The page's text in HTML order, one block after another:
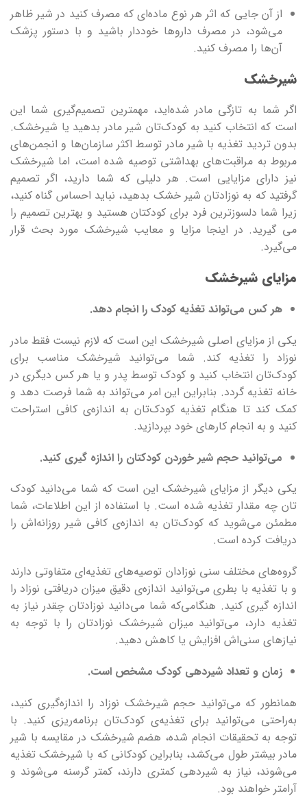
از آن‌ جایی که اثر هر نوع ماده‌ای که مصرف کنید در شیر ظاهر
می‌شود، در مصرف داروها خوددار باشید و با دستور پزشک
آن‌ها را مصرف کنید.
شیرخشک
اگر شما به تازگی مادر شده‌اید، مهمترین تصمیم‌گیری شما این
است که انتخاب کنید به کودک‌تان شیر مادر بدهید یا شیرخشک.
بدون تردید تغذیه با شیر مادر توسط اکثر سازمان‌ها و انجمن‌های
مربوط به مراقبت‌های بهداشتی توصیه شده است، اما شیرخشک
نیز دارای مزایایی است. هر دلیلی که شما دارید، اگر تصمیم
گرفتید که به نوزادتان شیر خشک بدهید، نباید احساس گناه کنید،
زیرا شما دلسوزترین فرد برای کودکتان هستید و بهترین تصمیم را
می گیرید. در اینجا مزایا و معایب شیرخشک مورد بحث قرار
می‌گیرد.
مزایای شیرخشک
هر کس می‌تواند تغذیه کودک را انجام دهد.
یکی از مزایای اصلی شیرخشک این است که لازم نیست فقط مادر
نوزاد را تغذیه کند. شما می‌توانید شیرخشک مناسب برای
کودک‌تان انتخاب کنید و کودک توسط پدر و یا هر کس دیگری در
خانه تغذیه گردد. بنابراین این امر می‌تواند به شما فرصت دهد و
کمک کند تا هنگام تغذیه کودک‌تان به اندازه‌ی کافی استراحت
کنید و به انجام کارهای خود بپردازید.
می‌توانید حجم شیر خوردن کودکتان را اندازه گیری کنید.
یکی دیگر از مزایای شیرخشک این است که شما می‌دانید کودک
‌تان چه مقدار تغذیه شده است. با استفاده از این اطلاعات، شما
مطمئن می‌شوید که کودک‌تان به اندازه‌ی کافی شیر روزانه‌اش را
دریافت کرده است.
گروه‌های مختلف سنی نوزادان توصیه‌های تغذیه‌ای متفاوتی دارند
و با تغذیه با بطری می‌توانید اندازه‌ی دقیق میزان دریافتی نوزاد را
اندازه گیری کنید. هنگامی‌که شما می‌دانید نوزادتان چقدر نیاز به
تغذیه دارد، می‌توانید میزان شیرخشک نوزادتان را با توجه به
نیازهای سنی‌اش افزایش یا کاهش دهید.
زمان و تعداد شیردهی کودک مشخص است.
همانطور که می‌توانید حجم شیرخشک نوزاد را اندازه‌گیری کنید،
به‌راحتی می‌توانید برای تغذیه‌ی کودک‌تان برنامه‌ریزی کنید. با
توجه به تحقیقات انجام شده، هضم شیرخشک در مقایسه با شیر
مادر بیشتر طول می‌کشد، بنابراین کودکانی که با شیرخشک تغذیه
می‌شوند، نیاز به شیردهی کمتری دارند، کمتر گرسنه می‌شوند و
آرامتر خواهند بود.